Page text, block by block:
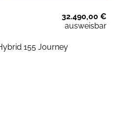
32.490,00 €
ausweisbar